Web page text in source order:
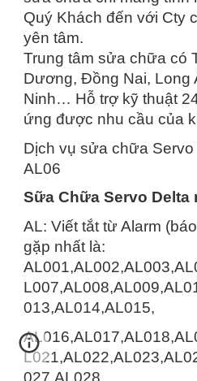
Quý Khách đến với Cty
yên tâm.
Trung tâm sửa chữa có
Dương, Đồng Nai, Long
Ninh… Hỗ trợ kỹ thuật
ứng được nhu cầu của
Dịch vụ sửa chữa Servo
AL06
Sữa Chữa Servo Delta
AL: Viết tắt từ Alarm
gặp nhất là:
013,AL014,AL015,
027,AL028.